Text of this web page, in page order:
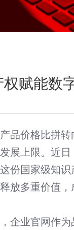
系统
权赋能数
品价格比拼
展上限。近日
份国家级知
放多重价值，
企业官网作